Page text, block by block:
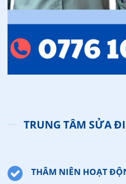
TRUNG TÂM SỬA
THÂM NIÊN HOẠT